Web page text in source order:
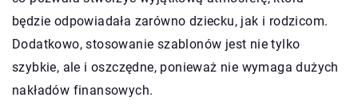
będzie odpowiadała zarówno dziecku, jak i rodzicom.
Dodatkowo, stosowanie szablonów jest nie tylko
szybkie, ale i oszczędne, ponieważ nie wymaga dużych
nakładów finansowych.